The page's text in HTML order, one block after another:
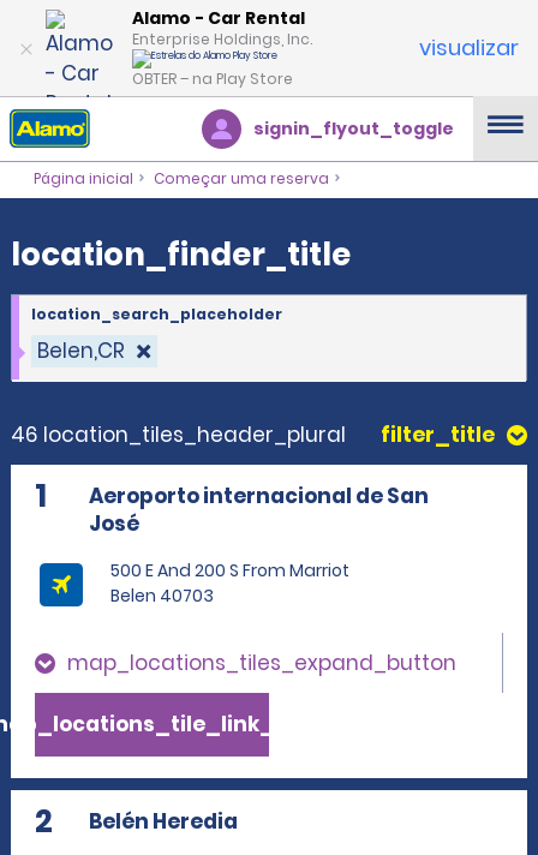
location_finder_titleAlamo - Car Rental
Enterprise Holdings, Inc.
OBTER – na Play Store
visualizar
signin_flyout_toggle
Página inicial Começar uma reserva
location_finder_title
Belen,CR
location_search_placeholder
46 location_tiles_header_plural filter_title
1
Aeroporto internacional de San
José
500 E And 200 S From Marriot
Belen 40703
map_locations_tiles_expand_button
2 Belén Heredia